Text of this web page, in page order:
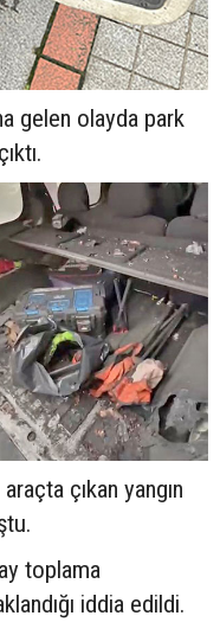
gelen olayda park
çıkan yangın
toplama
iddia edildi.